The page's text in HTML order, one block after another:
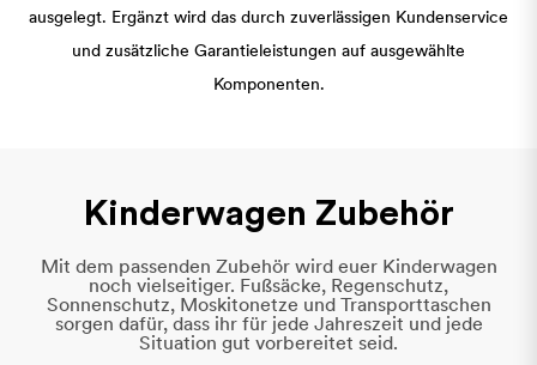
ausgelegt. Ergänzt wird das durch zuverlässigen Kundenservice
und zusätzliche Garantieleistungen auf ausgewählte
Komponenten.
Kinderwagen Zubehör
Mit dem passenden Zubehör wird euer Kinderwagen
noch vielseitiger. Fußsäcke, Regenschutz,
Sonnenschutz, Moskitonetze und Transporttaschen
sorgen dafür, dass ihr für jede Jahreszeit und jede
Situation gut vorbereitet seid.